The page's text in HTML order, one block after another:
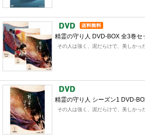
精霊の守り人 DVD-BOX 全3巻セ
その人は強く、泥だらけで、美しかっ
精霊の守り人 シーズン1 DVD-
その人は強く、泥だらけで、美しかっ